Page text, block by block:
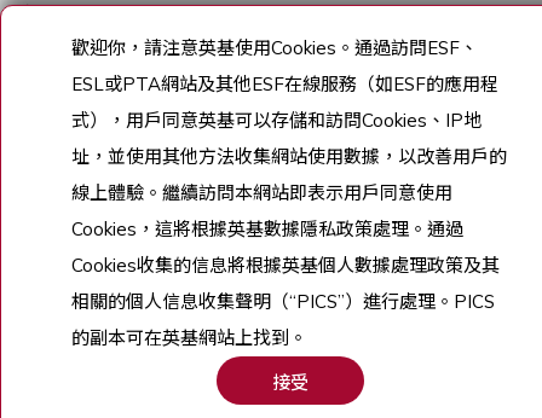
網站地圖
歡迎你，請注意英基使用Cookies。通過訪問ESF、
ESL或PTA網站及其他ESF在線服務（如ESF的應用程
式）
，用戶同意英基可以存儲和訪問Cookies、IP地
址， 並使用其他方法收集網站使用數據，以改善用戶的
線上體驗。 繼續訪問本網站即表示用戶同意使用
Cookies， 這將根據英基數據隱私政策處理。 通過
Cookies收集的信息將根據英基個人數據處理政策及其
相關的個人信息收集聲明（“PICS”）進行處理。 PICS
的副本可在英基網站上找到。
接受